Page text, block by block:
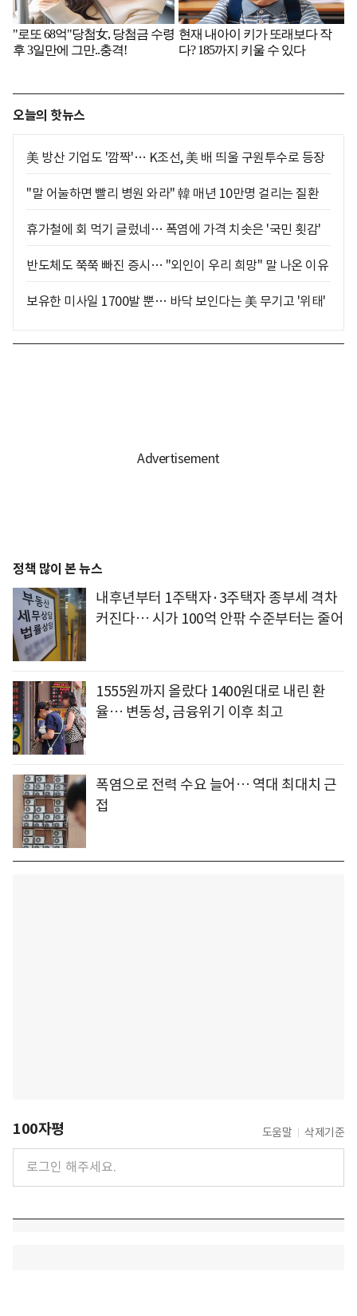
오늘의 핫뉴스
美 방산 기업도 '깜짝'… K조선, 美 배 띄울 구원투수로 등장
"말 어눌하면 빨리 병원 와라" 韓 매년 10만명 걸리는 질환
휴가철에 회 먹기 글렀네… 폭염에 가격 치솟은 '국민 횟감'
반도체도 쭉쭉 빠진 증시… "외인이 우리 희망" 말 나온 이유
보유한 미사일 1700발 뿐… 바닥 보인다는 美 무기고 '위태'
정책 많이 본 뉴스
내후년부터 1주택자·3주택자 종부세 격차
커진다… 시가 100억 안팎 수준부터는 줄어
1555원까지 올랐다 1400원대로 내린 환
율… 변동성, 금융위기 이후 최고
폭염으로 전력 수요 늘어… 역대 최대치 근
접
100자평 도움말 삭제기준